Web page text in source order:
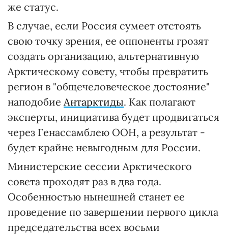
же статус.
В случае, если Россия сумеет отстоять
свою точку зрения, ее оппоненты грозят
создать организацию, альтернативную
Арктическому совету, чтобы превратить
регион в "общечеловеческое достояние"
наподобие Антарктиды. Как полагают
эксперты, инициатива будет продвигаться
через Генассамблею ООН, а результат -
будет крайне невыгодным для России.
Министерские сессии Арктического
совета проходят раз в два года.
Особенностью нынешней станет ее
проведение по завершении первого цикла
председательства всех восьми